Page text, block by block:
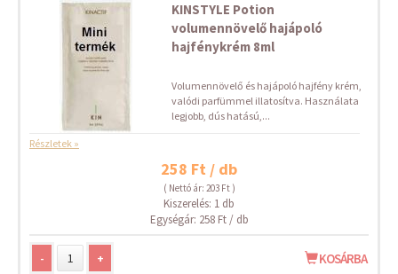
KINSTYLE Potion
volumennövelő hajápoló
hajfénykrém 8ml
Volumennövelő és hajápoló hajfény krém,
valódi parfümmel illatosítva. Használata
legjobb, dús hatású,...
Részletek »
258 Ft / db
( Nettó ár: 203 Ft )
Kiszerelés: 1 db
Egységár: 258 Ft / db
- + KOSÁRBA